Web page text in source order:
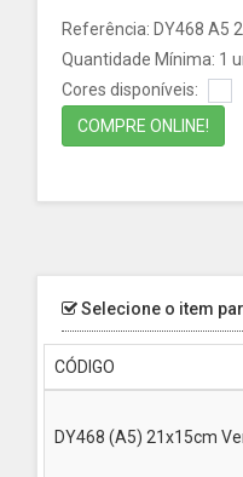
Referência: DY468 A5
Quantidade Mínima: 1
Cores disponíveis:
COMPRE ONLINE!
Selecione o item
CÓDIGO
DY468 (A5) 21x15cm